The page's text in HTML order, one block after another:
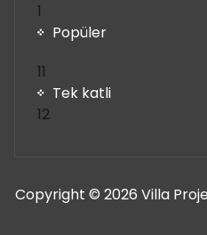
1
ürün
Popüler
11
ürün
Tek katli
1212
Copyright © 2026 Villa